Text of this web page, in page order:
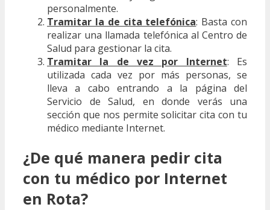
personalmente.
Tramitar la de cita telefónica: Basta con
realizar una llamada telefónica al Centro de
Salud para gestionar la cita.
Tramitar la de vez por Internet: Es
utilizada cada vez por más personas, se
lleva a cabo entrando a la página del
Servicio de Salud, en donde verás una
sección que nos permite solicitar cita con tu
médico mediante Internet.
¿De qué manera pedir cita
con tu médico por Internet
en Rota?